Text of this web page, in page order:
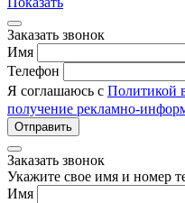
Заказать звонок
Имя
Телефон
Я соглашаюсь с Политикой
получение рекламно-
Отправить
Заказать звонок
Укажите свое имя и номер
Имя